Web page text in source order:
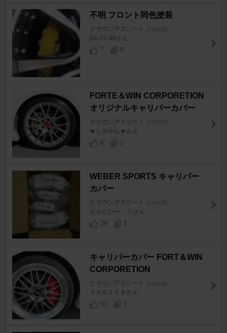
不明 フロント同色塗装
クラウンアスリート
jun.77-88さん
7
0
FORTE＆WIN CORPORETION
オリジナルキャリパーカバー
クラウンアスリート
★しみやん★さん
8
1
WEBER SPORTS キャリパー
カバー
クラウンアスリート
ちゃんひー・.*♪さん
24
2
キャリパーカバー FORT＆WIN
CORPORETION
クラウンアスリート
スカＧ１１８さん
33
1